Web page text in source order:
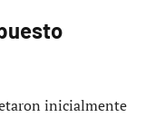
inicialmente